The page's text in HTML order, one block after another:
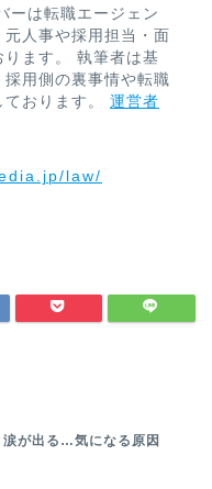
ーは転職エージェン
元人事や採用担当・面
ます。 執筆者は基
用側の裏事情や転職
ております。 運営者
law/
涙が出る…気になる原因